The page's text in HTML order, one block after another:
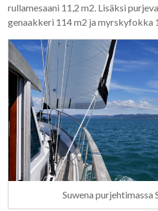
rullamesaani 11,2 m2. Lisäksi
genaakkeri 114 m2 ja myrskyfokka
Suwena purjehtimassa